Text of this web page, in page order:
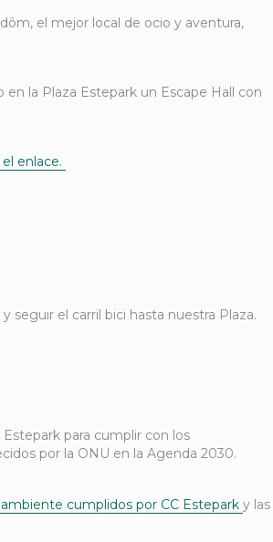
el mejor local de ocio y aventura,
en la Plaza Estepark un Escape Hall con
enlace.
seguir el carril bici hasta nuestra Plaza.
para cumplir con los
por la ONU en la Agenda 2030.
cumplidos por CC Estepark y las